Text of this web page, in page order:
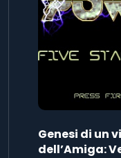
Genesi di un
dell’Amiga: